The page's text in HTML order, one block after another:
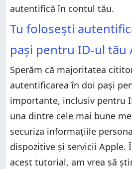
autentifică în contul tău.
Tu folosești
pași pentru ID-ul tău
Sperăm că majoritatea
autentificarea în doi pași
importante, inclusiv pentru
una dintre cele mai bune
securiza informațiile
dispozitive și servicii Apple.
acest tutorial, am vrea să